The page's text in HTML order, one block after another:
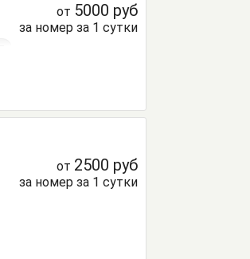
от 5000 руб
за номер за 1 сутки
от 2500 руб
за номер за 1 сутки